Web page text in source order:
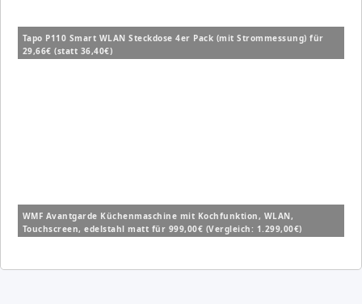
Tapo P110 Smart WLAN Steckdose 4er Pack (mit Strommessung) für
29,66€ (statt 36,40€)
WMF Avantgarde Küchenmaschine mit Kochfunktion, WLAN,
Touchscreen, edelstahl matt für 999,00€ (Vergleich: 1.299,00€)